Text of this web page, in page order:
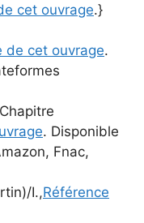
cet ouvrage.}
de cet ouvrage.
. Disponible
Fnac,
I.,Référence